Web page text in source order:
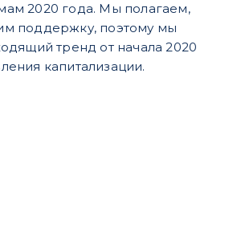
2020 года. Мы полагаем,
поддержку, поэтому мы
тренд от начала 2020
капитализации.